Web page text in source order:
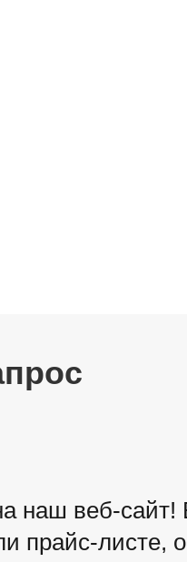
наш веб-сайт!
прайс-листе,